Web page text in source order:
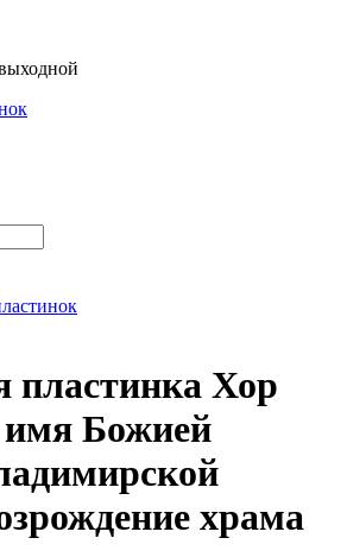
пластинка Хор
имя Божией
храма